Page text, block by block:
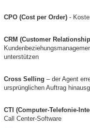
CPO (Cost per Order) -
CRM (Customer
unterstützen
Cross Selling – der Agent
ursprünglichen Auftrag
CTI (Computer-Telefonie-
Call Center-Software